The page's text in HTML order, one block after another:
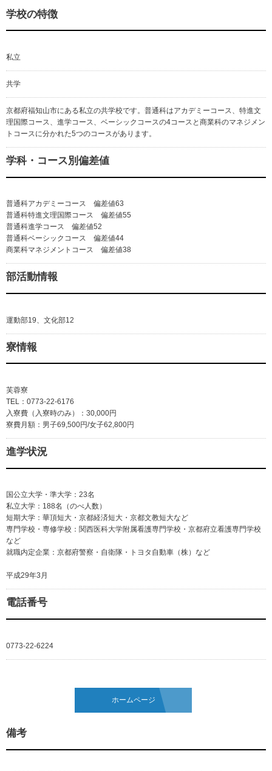
学校の特徴
私立
共学
京都府福知山市にある私立の共学校です。普通科はアカデミーコース、特進文
理国際コース、進学コース、ベーシックコースの4コースと商業科のマネジメン
トコースに分かれた5つのコースがあります。
学科・コース別偏差値
普通科アカデミーコース 偏差値63
普通科特進文理国際コース 偏差値55
普通科進学コース 偏差値52
普通科ベーシックコース 偏差値44
商業科マネジメントコース 偏差値38
部活動情報
運動部19、文化部12
寮情報
芙蓉寮
TEL：0773-22-6176
入寮費（入寮時のみ）：30,000円
寮費月額：男子69,500円/女子62,800円
進学状況
国公立大学・準大学：23名
私立大学：188名（のべ人数）
短期大学：華頂短大・京都経済短大・京都文教短大など
専門学校・専修学校：関西医科大学附属看護専門学校・京都府立看護専門学校
など
就職内定企業：京都府警察・自衛隊・トヨタ自動車（株）など
平成29年3月
電話番号
0773-22-6224
ホームページ
備考